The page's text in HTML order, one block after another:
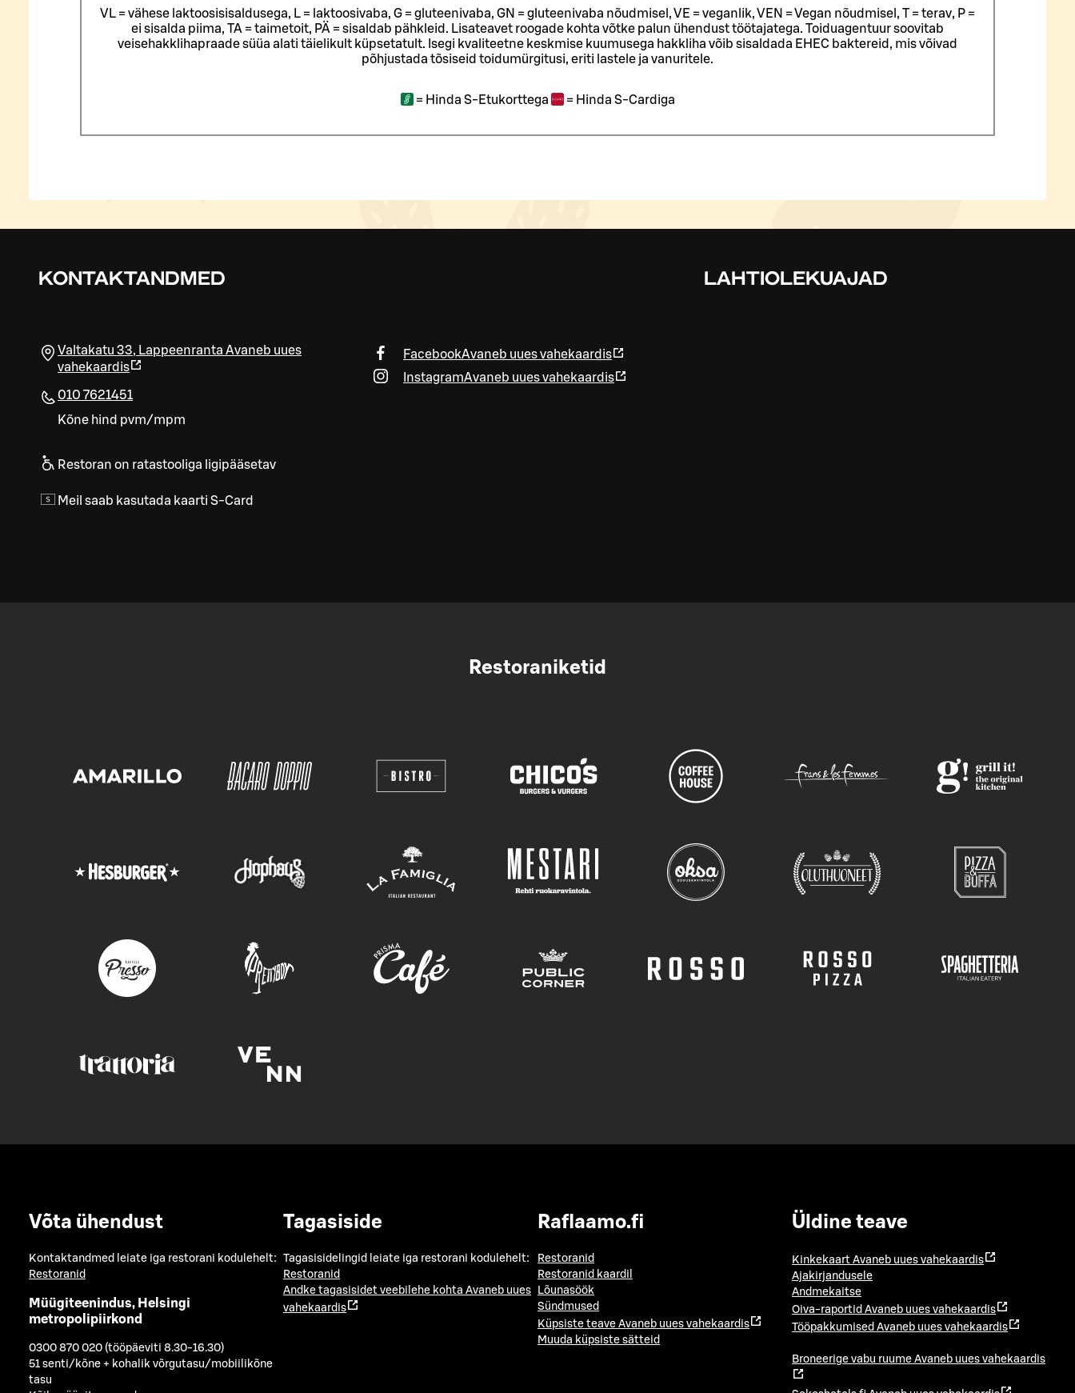
VL = vähese laktoosisisaldusega, L = laktoosivaba, G = gluteenivaba, GN = gluteenivaba nõudmisel, VE = veganlik, VEN = Vegan nõudmisel, T = terav, P =
ei sisalda piima, TA = taimetoit, PÄ = sisaldab pähkleid. Lisateavet roogade kohta võtke palun ühendust töötajatega. Toiduagentuur soovitab
veisehakklihapraade süüa alati täielikult küpsetatult. Isegi kvaliteetne keskmise kuumusega hakkliha võib sisaldada EHEC baktereid, mis võivad
põhjustada tõsiseid toidumürgitusi, eriti lastele ja vanuritele.
= Hinda S-Etukorttega = Hinda S-Cardiga
KONTAKTANDMED
Valtakatu 33, Lappeenranta Avaneb uues
vahekaardis
010 7621451
Kõne hind pvm/mpm
Restoran on ratastooliga ligipääsetav
Meil saab kasutada kaarti S-Card
FacebookAvaneb uues vahekaardis
InstagramAvaneb uues vahekaardis
LAHTIOLEKUAJAD
Restoraniketid
Võta ühendust
Kontaktandmed leiate iga restorani kodulehelt:
Restoranid
Müügiteenindus, Helsingi
metropolipiirkond
0300 870 020 (tööpäeviti 8.30-16.30)
51 senti/kõne + kohalik võrgutasu/mobiilikõne
tasu
Tagasiside
Tagasisidelingid leiate iga restorani kodulehelt:
Restoranid
Andke tagasisidet veebilehe kohta Avaneb uues
vahekaardis
Raflaamo.fi
Restoranid
Restoranid kaardil
Lõunasöök
Sündmused
Küpsiste teave Avaneb uues vahekaardis
Muuda küpsiste sätteid
Üldine teave
Kinkekaart Avaneb uues vahekaardis
Ajakirjandusele
Andmekaitse
Oiva-raportid Avaneb uues vahekaardis
Tööpakkumised Avaneb uues vahekaardis
Broneerige vabu ruume Avaneb uues vahekaardis